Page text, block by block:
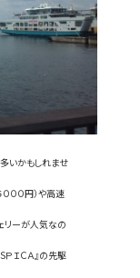
いかもしれませ
００円）や高速
リーが人気なの
ＩＣＡ』の先駆